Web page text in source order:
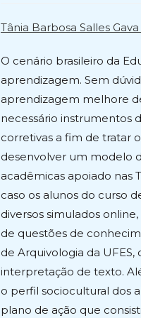
Tânia Barbosa Salles Gava
O cenário brasileiro da
aprendizagem. Sem
aprendizagem melhore
necessário instrumentos
corretivas a fim de tratar
desenvolver um modelo
acadêmicas apoiado nas
caso os alunos do curso
diversos simulados
de questões de
de Arquivologia da
interpretação de texto.
o perfil sociocultural dos
plano de ação que